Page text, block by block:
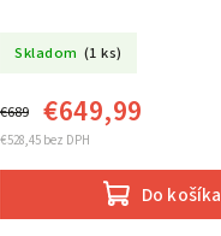
Skladom (1 ks)
€528,45 bez DPH
€689 €649,99
Do košíka